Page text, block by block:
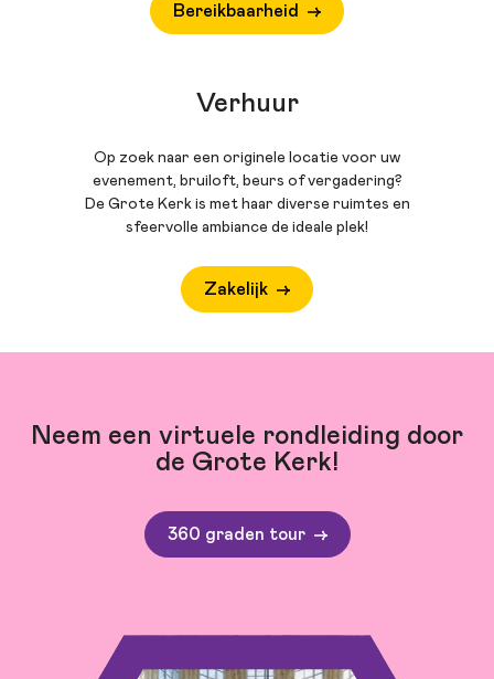
Bereikbaarheid
Verhuur
Op zoek naar een originele locatie voor uw
evenement, bruiloft, beurs of vergadering?
De Grote Kerk is met haar diverse ruimtes en
sfeervolle ambiance de ideale plek!
Zakelijk
Neem een virtuele rondleiding door
de Grote Kerk!
360 graden tour